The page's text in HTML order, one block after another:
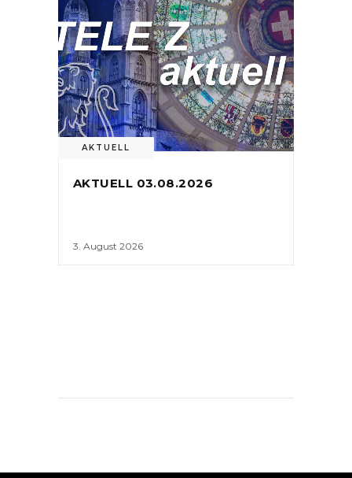
AKTUELL
AKTUELL 03.08.2026
3. August 2026